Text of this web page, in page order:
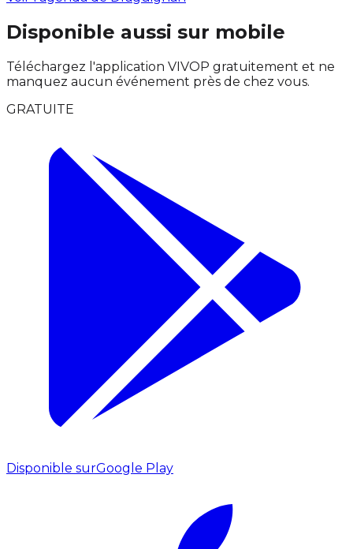
Disponible aussi sur mobile
Téléchargez l'application VIVOP gratuitement et ne
manquez aucun événement près de chez vous.
GRATUITE
Disponible surGoogle Play